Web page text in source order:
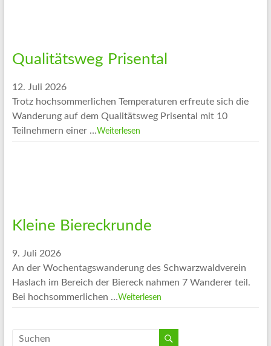
Qualitätsweg Prisental
12. Juli 2026
Trotz hochsommerlichen Temperaturen erfreute sich die
Wanderung auf dem Qualitätsweg Prisental mit 10
Teilnehmern einer …Weiterlesen
Kleine Biereckrunde
9. Juli 2026
An der Wochentagswanderung des Schwarzwaldverein
Haslach im Bereich der Biereck nahmen 7 Wanderer teil.
Bei hochsommerlichen …Weiterlesen